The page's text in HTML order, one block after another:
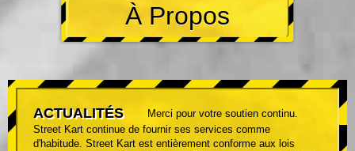
À Propos
ACTUALITÉS
Merci pour votre soutien continu.
Street Kart continue de fournir ses services comme
d'habitude. Street Kart est entièrement conforme aux lois